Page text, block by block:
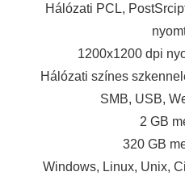
Hálózati PCL,
1200x1200 dpi
Hálózati színes
SMB, USB,
2 GB
320 GB
Windows, Linux, Unix,